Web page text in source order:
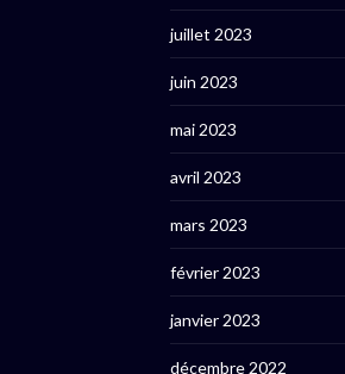
juillet 2023
juin 2023
mai 2023
avril 2023
mars 2023
février 2023
janvier 2023
décembre 2022